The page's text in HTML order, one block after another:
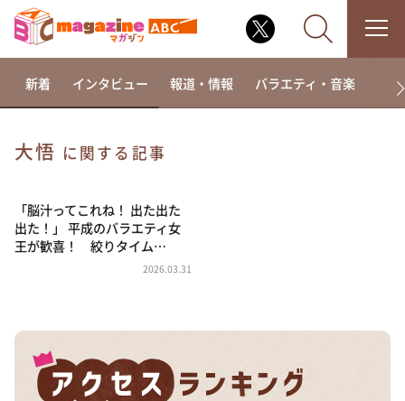
相席食堂
これ余談なんですけど・・・
～人生密着トークバラエティ！～ やすとものいたっ
河合＆A.B.C-Z塚田×福井アナ「なんでやねん！？」
（news おかえり）
新着 インタビュー 報道・情報 バラエティ・音楽 ド
大悟 に関する記事
「脳汁ってこれね！ 出た出た
出た！」 平成のバラエティ女
王が歓喜！ 絞りタイム…
2026.03.31